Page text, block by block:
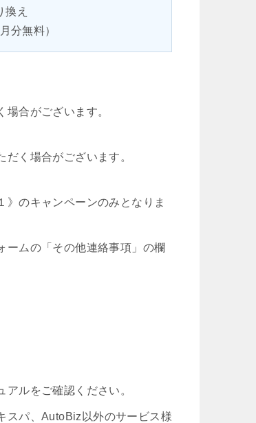
換え
分無料）
合がございます。
く場合がございます。
》のキャンペーンのみとなりま
ームの「その他連絡事項」の欄
アルをご確認ください。
スパ、AutoBiz以外のサービス様